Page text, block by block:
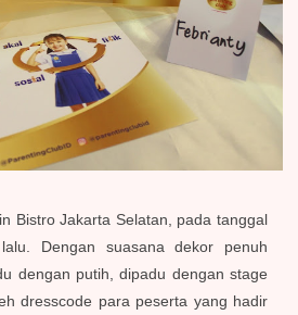
Bistro Jakarta Selatan, pada tanggal
Dengan suasana dekor penuh
dengan putih, dipadu dengan stage
dresscode para peserta yang hadir